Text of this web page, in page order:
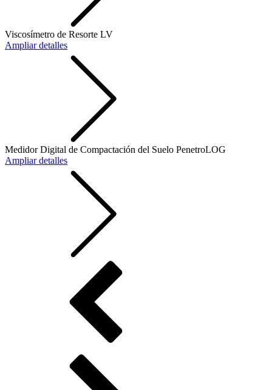
Viscosímetro de Resorte LV
Ampliar detalles
Medidor Digital de Compactación del Suelo PenetroLOG
Ampliar detalles